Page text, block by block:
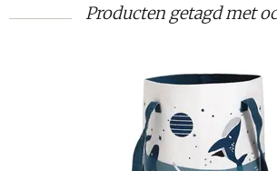
Producten getagd met